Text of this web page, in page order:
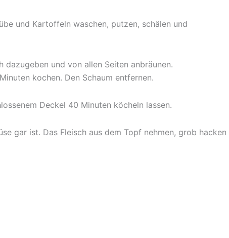
und Kartoffeln waschen, putzen, schälen und
und von allen Seiten anbräunen.
kochen. Den Schaum entfernen.
Deckel 40 Minuten köcheln lassen.
gar ist. Das Fleisch aus dem Topf nehmen, grob hacken